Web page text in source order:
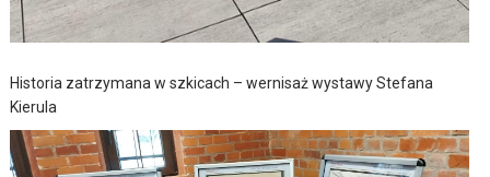
Historia zatrzymana w szkicach – wernisaż wystawy Stefana
Kierula